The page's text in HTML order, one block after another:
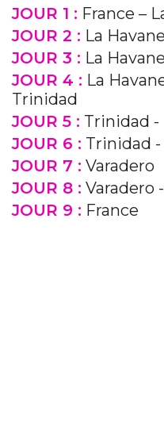
JOUR 1 : France –
JOUR 2 : La Havane
JOUR 3 : La
JOUR 4 : La
Trinidad
JOUR 5 : Trinidad -
JOUR 6 : Trinidad -
JOUR 7 : Varadero
JOUR 8 : Varadero
JOUR 9 : France